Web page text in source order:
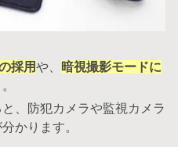
採用や、
暗視撮影モードに
、防犯カメラや監視カメラ
かります。